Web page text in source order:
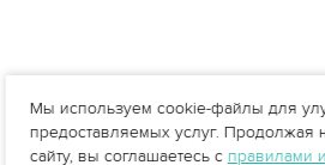
Мы используем cookie-файлы для
предоставляемых услуг. Продолжая
сайту, вы соглашаетесь с правилами